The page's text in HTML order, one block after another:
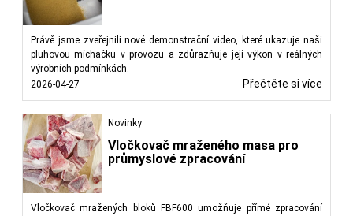
Právě jsme zveřejnili nové demonstrační video, které ukazuje naši
pluhovou míchačku v provozu a zdůrazňuje její výkon v reálných
výrobních podmínkách.
2026-04-27
Přečtěte si více
Novinky
Vločkovač mraženého masa pro
průmyslové zpracování
Vločkovač mražených bloků FBF600 umožňuje přímé zpracování